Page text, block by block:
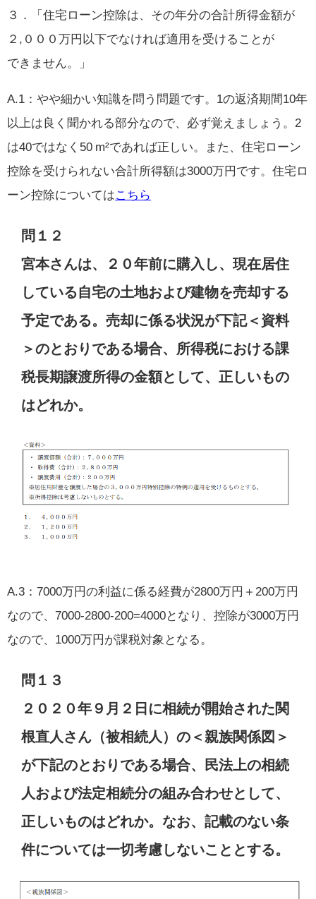
３．「住宅ローン控除は、その年分の合計所得金額が
２,０００万円以下でなければ適用を受けることが
できません。」
A.1：やや細かい知識を問う問題です。1の返済期間10年
以上は良く聞かれる部分なので、必ず覚えましょう。2
は40ではなく50 m²であれば正しい。また、住宅ローン
控除を受けられない合計所得額は3000万円です。住宅ロ
ーン控除については こちら
問１２
宮本さんは、２０年前に購入し、現在居住
している自宅の土地および建物を売却する
予定である。売却に係る状況が下記＜資料
＞のとおりである場合、所得税における課
税長期譲渡所得の金額として、正しいもの
はどれか。
A.3：7000万円の利益に係る経費が2800万円＋200万円
なので、7000-2800-200=4000となり、控除が3000万円
なので、1000万円が課税対象となる。
問１３
２０２０年９月２日に相続が開始された関
根直人さん（被相続人）の＜親族関係図＞
が下記のとおりである場合、民法上の相続
人および法定相続分の組み合わせとして、
正しいものはどれか。なお、記載のない条
件については一切考慮しないこととする。